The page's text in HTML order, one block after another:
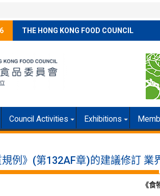
THE HONG KONG FOOD COUNCIL
Council Activities Exhibitions
規例》(第132AF章)的建議修訂
《